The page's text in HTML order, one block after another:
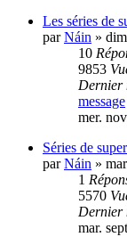
Les séries de
parNáin »
10
9853
Dernier
message
mer.
Séries de
parNáin »
1
5570
Dernier
mar.